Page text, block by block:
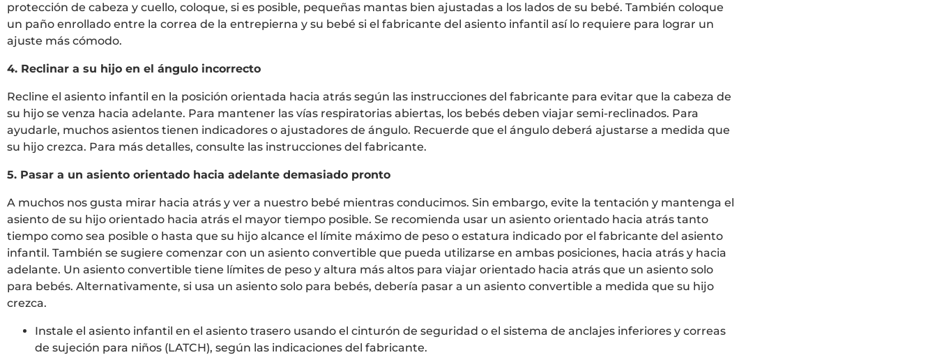
protección de cabeza y cuello, coloque, si es posible, pequeñas mantas bien ajustadas a los lados de su bebé. También coloque
un paño enrollado entre la correa de la entrepierna y su bebé si el fabricante del asiento infantil así lo requiere para lograr un
ajuste más cómodo.
4. Reclinar a su hijo en el ángulo incorrecto
Recline el asiento infantil en la posición orientada hacia atrás según las instrucciones del fabricante para evitar que la cabeza de
su hijo se venza hacia adelante. Para mantener las vías respiratorias abiertas, los bebés deben viajar semi-reclinados. Para
ayudarle, muchos asientos tienen indicadores o ajustadores de ángulo. Recuerde que el ángulo deberá ajustarse a medida que
su hijo crezca. Para más detalles, consulte las instrucciones del fabricante.
5. Pasar a un asiento orientado hacia adelante demasiado pronto
A muchos nos gusta mirar hacia atrás y ver a nuestro bebé mientras conducimos. Sin embargo, evite la tentación y mantenga el
asiento de su hijo orientado hacia atrás el mayor tiempo posible. Se recomienda usar un asiento orientado hacia atrás tanto
tiempo como sea posible o hasta que su hijo alcance el límite máximo de peso o estatura indicado por el fabricante del asiento
infantil. También se sugiere comenzar con un asiento convertible que pueda utilizarse en ambas posiciones, hacia atrás y hacia
adelante. Un asiento convertible tiene límites de peso y altura más altos para viajar orientado hacia atrás que un asiento solo
para bebés. Alternativamente, si usa un asiento solo para bebés, debería pasar a un asiento convertible a medida que su hijo
crezca.
Instale el asiento infantil en el asiento trasero usando el cinturón de seguridad o el sistema de anclajes inferiores y correas
de sujeción para niños (LATCH), según las indicaciones del fabricante.